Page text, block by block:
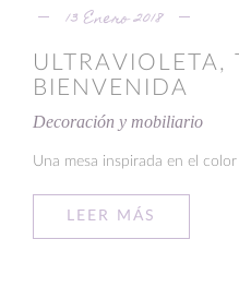
13 Enero 2018
ULTRAVIOLETA,
BIENVENIDA
Decoración y mobiliario
Una mesa inspirada en el color
LEER MÁS